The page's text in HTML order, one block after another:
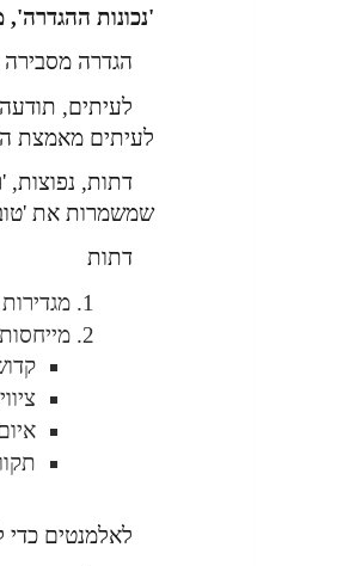
'נכונות ההגדרה',
הגדרה
לעיתים,
לעיתים מאמצת
דתות, נפוצות,
שמשמרות את
דתות
מייחסות
לאלמנטים